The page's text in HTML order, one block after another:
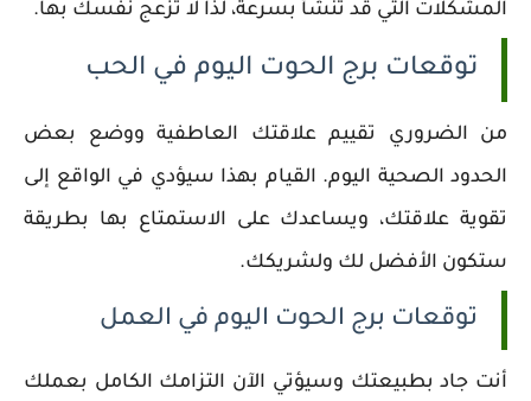
المشكلات التي قد تنشأ بسرعة، لذا لا تزعج نفسك بها.
توقعات برج الحوت اليوم في الحب
من الضروري تقييم علاقتك العاطفية ووضع بعض
الحدود الصحية اليوم. القيام بهذا سيؤدي في الواقع إلى
تقوية علاقتك، ويساعدك على الاستمتاع بها بطريقة
ستكون الأفضل لك ولشريكك.
توقعات برج الحوت اليوم في العمل
أنت جاد بطبيعتك وسيؤتي الآن التزامك الكامل بعملك